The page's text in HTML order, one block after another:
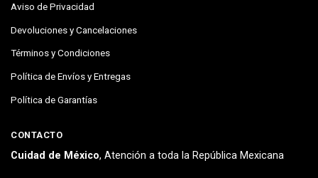
Aviso de Privacidad
Devoluciones y Cancelaciones
Términos y Condiciones
Política de Envíos y Entregas
Política de Garantías
CONTACTO
Cuidad de México, Atención a toda la República Mexicana